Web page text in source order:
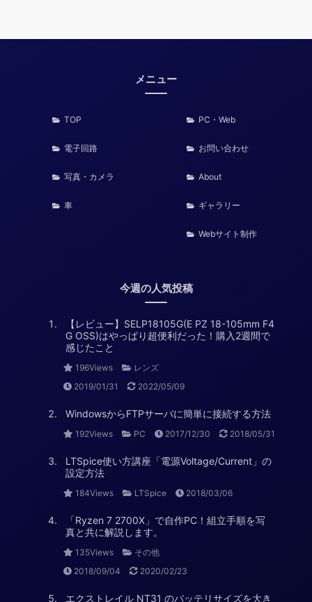
メニュー
TOP
電子回路
写真・カメラ
車
PC・Web
お問い合わせ
About
ギャラリー
Webサイト制作
今週の人気投稿
【レビュー】SELP18105G(E PZ 18-105mm F4
G OSS)はやっぱり超便利だった！購入2週間で
感じたこと
196Views
レンズ
2019/01/31
2022/05/09
WindowsからFTPサーバに簡単に接続する方法
192Views PC 2017/12/30 2018/05/31
LTSpice使い方講座「電源Voltage/Current」の
設定方法
184Views LTSpice 2018/03/06
「Ryzen 7 2700X」で自作PC！組立手順を写
真と共に解説します。
135Views
その他
2018/09/04
2020/02/23
エクストレイル NT31 のバッテリサイズを大き